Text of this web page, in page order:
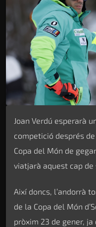
Joan Verdú esperarà
competició després
Copa del Món de
viatjarà aquest cap
Així doncs, l’andorrà
de la Copa del Món
pròxim 23 de gener,